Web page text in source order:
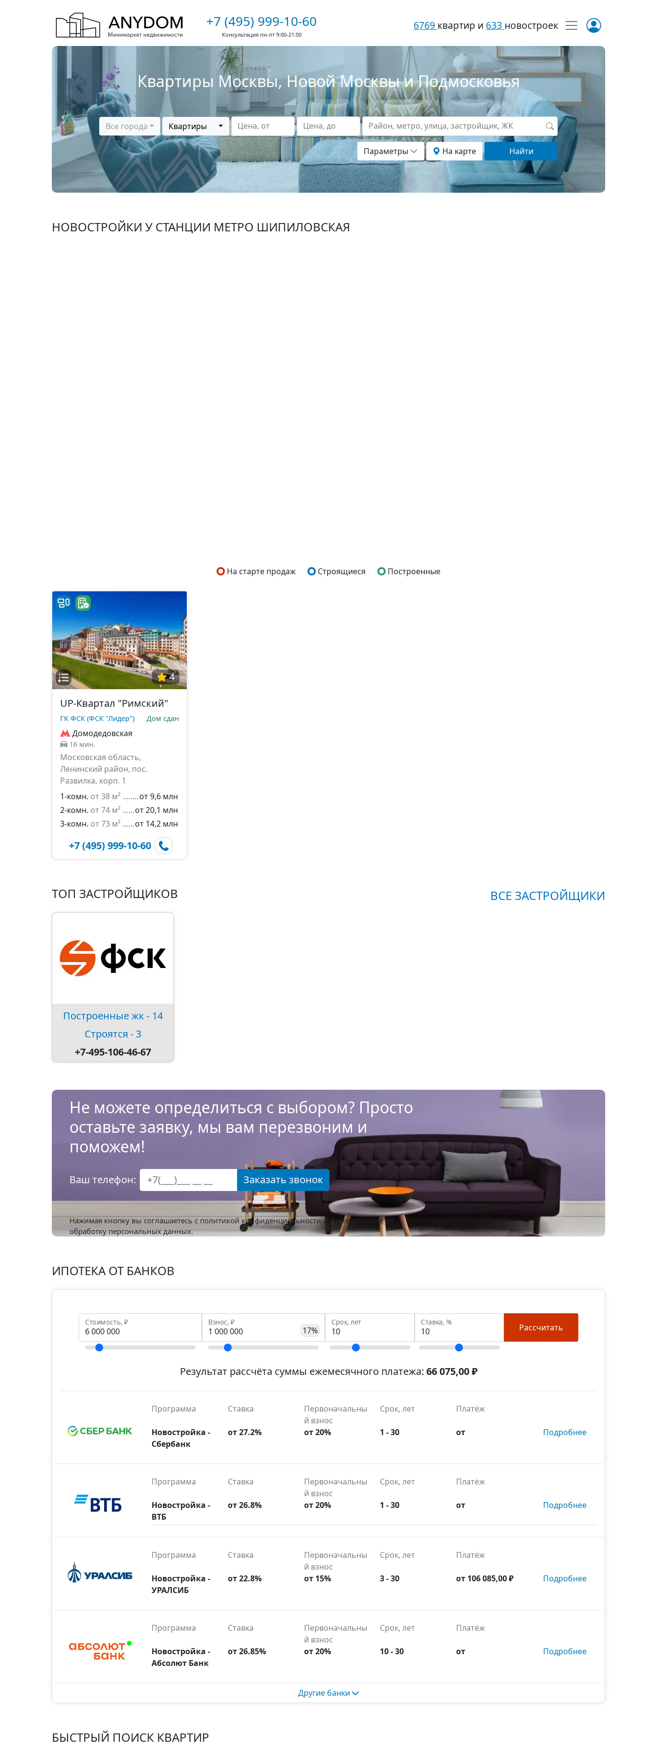
+7 (495) 999-10-60
Консультация пн-пт 9:00-21:00
6769 квартир и 633 новостроек
Квартиры Москвы, Новой Москвы и Подмосковья
Все города Квартиры Цена, от Цена, до Район, метро, улица, застройщик, ЖК
Параметры На карте Найти
НОВОСТРОЙКИ У СТАНЦИИ МЕТРО ШИПИЛОВСКАЯ
На старте продаж Строящиеся Построенные
4
UP-Квартал "Римский"
ГК ФСК (ФСК "Лидер") Дом сдан
Домодедовская
16 мин.
Московская область,
Ленинский район, пос.
Развилка, корп. 1
1-комн. от 38 м²
от 9,6 млн
2-комн. от 74 м²
от 20,1 млн
3-комн. от 73 м² от 14,2 млн
+7 (495) 999-10-60
ТОП ЗАСТРОЙЩИКОВ ВСЕ ЗАСТРОЙЩИКИ
Построенные жк - 14
Строятся - 3
+7-495-106-46-67
Не можете определиться с выбором? Просто
оставьте заявку, мы вам перезвоним и
поможем!
Ваш телефон: Заказать звонок
Нажимая кнопку вы соглашаетесь с политикой конфиденциальностии даете согласие на
обработку персональных данных.
ИПОТЕКА ОТ БАНКОВ
Стоимость, ₽ Взнос, ₽
17%
Срок, лет Ставка, %
Рассчитать
Результат рассчёта суммы ежемесячного платежа: 66 075,00 ₽
Программа Ставка
Первоначальны
й взнос
Срок, лет Платёж
Новостройка -
Сбербанк
от 27.2% от 20% 1 - 30 от Подробнее
Программа Ставка
Первоначальны
й взнос
Срок, лет Платёж
Новостройка -
ВТБ
от 26.8% от 20% 1 - 30 от Подробнее
Программа Ставка
Первоначальны
й взнос
Срок, лет Платёж
Новостройка -
УРАЛСИБ
от 22.8% от 15% 3 - 30 от 106 085,00 ₽ Подробнее
Программа Ставка
Первоначальны
й взнос
Срок, лет Платёж
Новостройка -
Абсолют Банк
от 26.85% от 20% 10 - 30 от Подробнее
Другие банки
БЫСТРЫЙ ПОИСК КВАРТИР